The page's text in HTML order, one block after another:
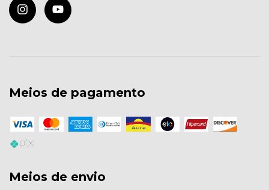
Meios de pagamento
Meios de envio